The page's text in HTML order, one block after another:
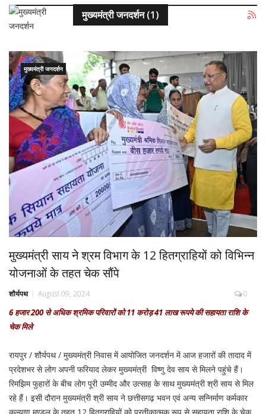
मुख्यमंत्री जनदर्शन (1)
मुख्यमंत्री जनदर्शन
मुख्यमंत्री साय ने श्रम विभाग के 12 हितग्राहियों को विभिन्न
योजनाओं के तहत चेक सौंपे
शौर्यपथ August 09, 2024 0
6 हजार 200 से अधिक श्रमिक परिवारों को 11 करोड़ 41 लाख रूपये की सहायता राशि के
चेक मिले
रायपुर / शौर्यपथ / मुख्यमंत्री निवास में आयोजित जनदर्शन में आज हजारों की तादाद में
प्रदेशभर से लोग अपनी फरियाद लेकर मुख्यमंत्री विष्णु देव साय से मिलने पहुंचे हैं।
रिमझिम फुहारों के बीच लोग पूरी उम्मीद और उत्साह के साथ मुख्यमंत्री श्री साय से मिल
रहे हैं। इसी दौरान मुख्यमंत्री श्री साय ने छत्तीसगढ़ भवन एवं अन्य सन्निर्माण कर्मकार